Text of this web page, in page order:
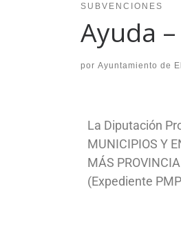
SUBVENCIONES
Ayuda
por Ayuntamiento de
La Diputación
MUNICIPIOS Y
MÁS
(Expediente